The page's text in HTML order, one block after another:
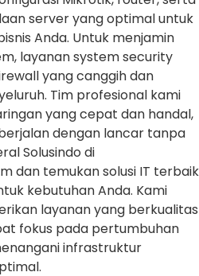
server yang optimal untuk
Anda. Untuk menjamin
layanan system security
yang canggih dan
Tim profesional kami
yang cepat dan handal,
dengan lancar tanpa
Solusindo di
dan temukan solusi IT terbaik
kebutuhan Anda. Kami
layanan yang berkualitas
fokus pada pertumbuhan
infrastruktur